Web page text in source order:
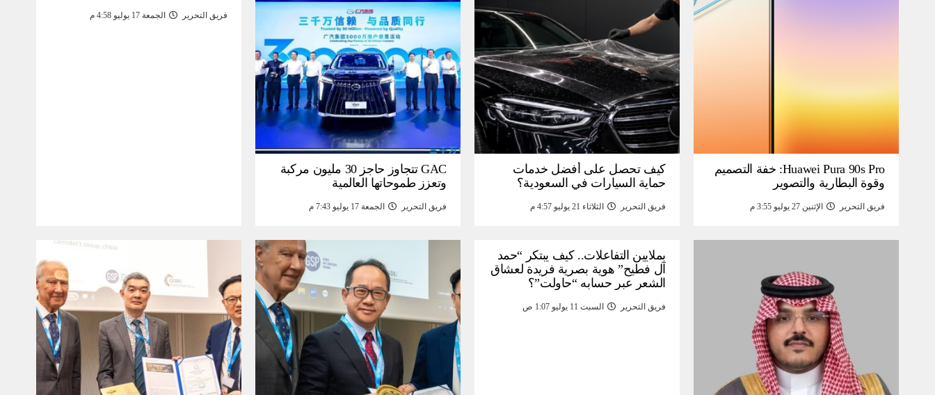
Huawei Pura 90s Pro: خفة التصميم
وقوة البطارية والتصوير
فريق التحرير الإثنين 27 يوليو 3:55 م
كيف تحصل على أفضل خدمات
حماية السيارات في السعودية؟
فريق التحرير الثلاثاء 21 يوليو 4:57 م
GAC تتجاوز حاجز 30 مليون مركبة
وتعزز طموحاتها العالمية
فريق التحرير الجمعة 17 يوليو 7:43 م
فريق التحرير الجمعة 17 يوليو 4:58 م
بملايين التفاعلات.. كيف يبتكر “حمد
آل فطيح” هوية بصرية فريدة لعشاق
الشعر عبر حسابه “حاولت”؟
فريق التحرير السبت 11 يوليو 1:07 ص